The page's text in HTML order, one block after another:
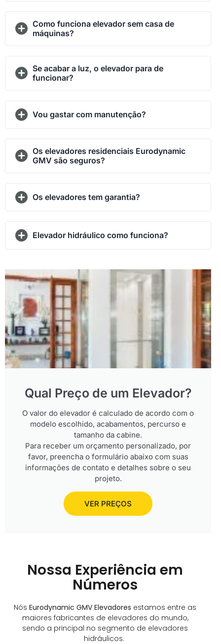
Como funciona elevador sem casa de
máquinas?
Se acabar a luz, o elevador para de
funcionar?
Vou gastar com manutenção?
Os elevadores residenciais Eurodynamic
GMV são seguros?
Os elevadores tem garantia?
Elevador hidráulico como funciona?
Qual Preço de um Elevador?
O valor do elevador é calculado de acordo com o
modelo escolhido, acabamentos, percurso e
tamanho da cabine.
Para receber um orçamento personalizado, por
favor, preencha o formulário abaixo com suas
informações de contato e detalhes sobre o seu
projeto.
VER PREÇOS
Nossa Experiência em
Números
Nós Eurodynamic GMV Elevadores estamos entre as
maiores fabricantes de elevadores do mundo,
sendo a principal no segmento de elevadores
hidráulicos.